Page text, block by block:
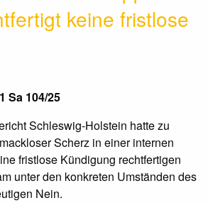
keine fristlose
Sa 104/25
Schleswig-Holstein hatte zu
Scherz in einer internen
fristlose Kündigung rechtfertigen
unter den konkreten Umständen des
Nein.